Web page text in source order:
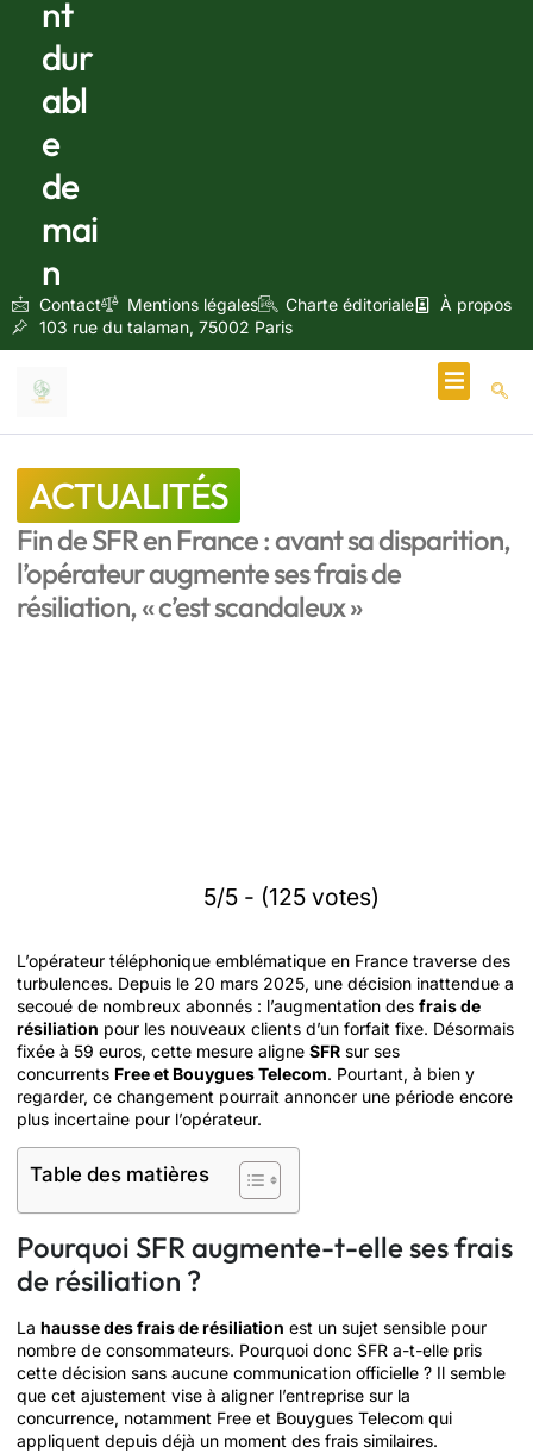
nt
dur
abl
e
de
mai
n
Contact Mentions légales Charte éditoriale
À propos
103 rue du talaman, 75002 Paris
ACTUALITÉS
Fin de SFR en France : avant sa disparition,
l’opérateur augmente ses frais de
résiliation, « c’est scandaleux »
5/5 - (125 votes)
L’opérateur téléphonique emblématique en France traverse des
turbulences. Depuis le 20 mars 2025, une décision inattendue a
secoué de nombreux abonnés : l’augmentation des frais de
résiliation pour les nouveaux clients d’un forfait fixe. Désormais
fixée à 59 euros, cette mesure aligne SFR sur ses
concurrents Free et Bouygues Telecom. Pourtant, à bien y
regarder, ce changement pourrait annoncer une période encore
plus incertaine pour l’opérateur.
Table des matières
Pourquoi SFR augmente-t-elle ses frais
de résiliation ?
La hausse des frais de résiliation est un sujet sensible pour
nombre de consommateurs. Pourquoi donc SFR a-t-elle pris
cette décision sans aucune communication officielle ? Il semble
que cet ajustement vise à aligner l’entreprise sur la
concurrence, notamment Free et Bouygues Telecom qui
appliquent depuis déjà un moment des frais similaires.